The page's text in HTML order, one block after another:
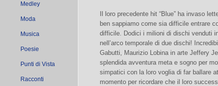
Medley
Moda
Musica
Poesie
Punti di Vista
Racconti
Il loro precedente hit “Blue” ha invaso
ben sappiamo come sia difficile entrare
difficile. Dodici i milioni di dischi venduti
nell’arco temporale di due dischi!
Gabutti, Maurizio Lobina in arte Jeffery
splendida avventura meta e sogno per
simpatici con la loro voglia di far ballare
momento per ricordare che il loro